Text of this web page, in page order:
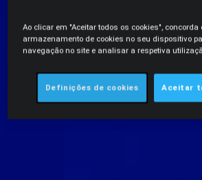
Ao clicar em "Aceitar todos os cookies", concorda
armazenamento de cookies no seu dispositivo
navegação no site e analisar a respetiva
Definições de cookies Aceitar